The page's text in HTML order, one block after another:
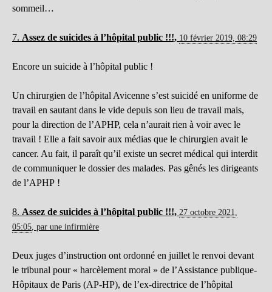
sommeil…
7. Assez de suicides à l’hôpital public !!!, 10 février 2019, 08:29
Encore un suicide à l’hôpital public !
Un chirurgien de l’hôpital Avicenne s’est suicidé en uniforme de
travail en sautant dans le vide depuis son lieu de travail mais,
pour la direction de l’APHP, cela n’aurait rien à voir avec le
travail ! Elle a fait savoir aux médias que le chirurgien avait le
cancer. Au fait, il paraît qu’il existe un secret médical qui interdit
de communiquer le dossier des malades. Pas gênés les dirigeants
de l’APHP !
8. Assez de suicides à l’hôpital public !!!, 27 octobre 2021,
05:05, par une infirmière
Deux juges d’instruction ont ordonné en juillet le renvoi devant
le tribunal pour « harcèlement moral » de l’Assistance publique-
Hôpitaux de Paris (AP-HP), de l’ex-directrice de l’hôpital